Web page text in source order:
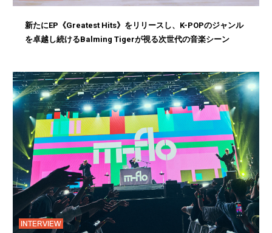
新たにEP《Greatest Hits》をリリースし、K-POPのジャンル
を卓越し続けるBalming Tigerが視る次世代の音楽シーン
INTERVIEW